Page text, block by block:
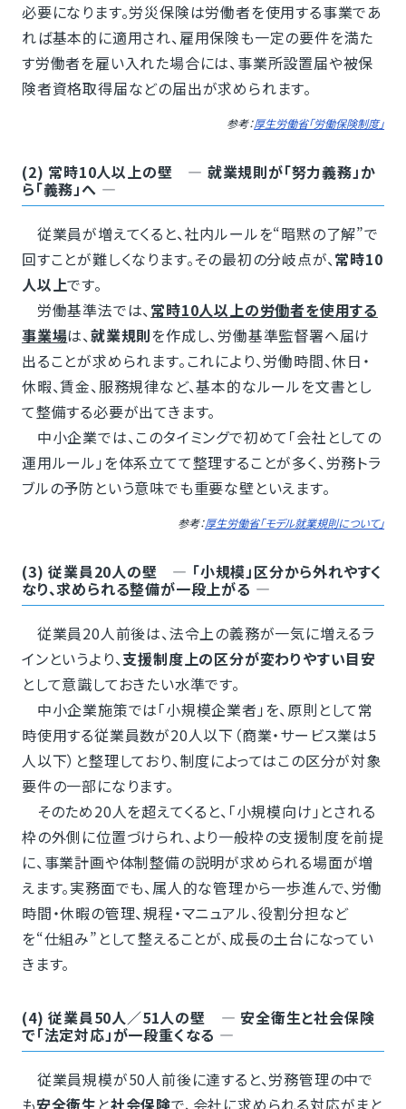
必要になります。労災保険は労働者を使用する事業であ
れば基本的に適用され、雇用保険も一定の要件を満た
す労働者を雇い入れた場合には、事業所設置届や被保
険者資格取得届などの届出が求められます。
参考：厚生労働省「労働保険制度」
(2) 常時10人以上の壁 ― 就業規則が「努力義務」か
ら「義務」へ ―
従業員が増えてくると、社内ルールを“暗黙の了解”で
回すことが難しくなります。その最初の分岐点が、常時10
人以上です。
労働基準法では、常時10人以上の労働者を使用する
事業場は、就業規則を作成し、労働基準監督署へ届け
出ることが求められます。これにより、労働時間、休日・
休暇、賃金、服務規律など、基本的なルールを文書とし
て整備する必要が出てきます。
中小企業では、このタイミングで初めて「会社としての
運用ルール」を体系立てて整理することが多く、労務トラ
ブルの予防という意味でも重要な壁といえます。
参考：厚生労働省「モデル就業規則について」
(3) 従業員20人の壁 ― 「小規模」区分から外れやすく
なり、求められる整備が一段上がる ―
従業員20人前後は、法令上の義務が一気に増えるラ
インというより、支援制度上の区分が変わりやすい目安
として意識しておきたい水準です。
中小企業施策では「小規模企業者」を、原則として常
時使用する従業員数が20人以下（商業・サービス業は5
人以下）と整理しており、制度によってはこの区分が対象
要件の一部になります。
そのため20人を超えてくると、「小規模向け」とされる
枠の外側に位置づけられ、より一般枠の支援制度を前提
に、事業計画や体制整備の説明が求められる場面が増
えます。実務面でも、属人的な管理から一歩進んで、労働
時間・休暇の管理、規程・マニュアル、役割分担など
を“仕組み”として整えることが、成長の土台になってい
きます。
(4) 従業員50人／51人の壁 ― 安全衛生と社会保険
で「法定対応」が一段重くなる ―
従業員規模が50人前後に達すると、労務管理の中で
も安全衛生 と社会保険で、会社に求められる対応がまと